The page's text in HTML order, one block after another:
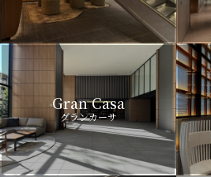
Gran Casa
グランカーサ